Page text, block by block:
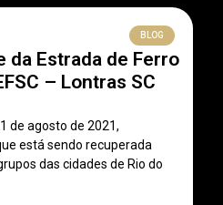
BLOG
da Estrada de Ferro
– Lontras SC
de agosto de 2021,
está sendo recuperada
das cidades de Rio do